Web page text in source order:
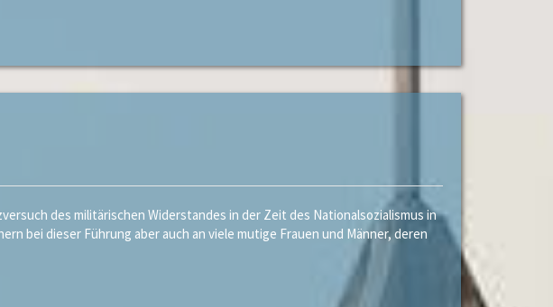
des militärischen Widerstandes in der Zeit des Nationalsozialismus in
bei dieser Führung aber auch an viele mutige Frauen und Männer, deren